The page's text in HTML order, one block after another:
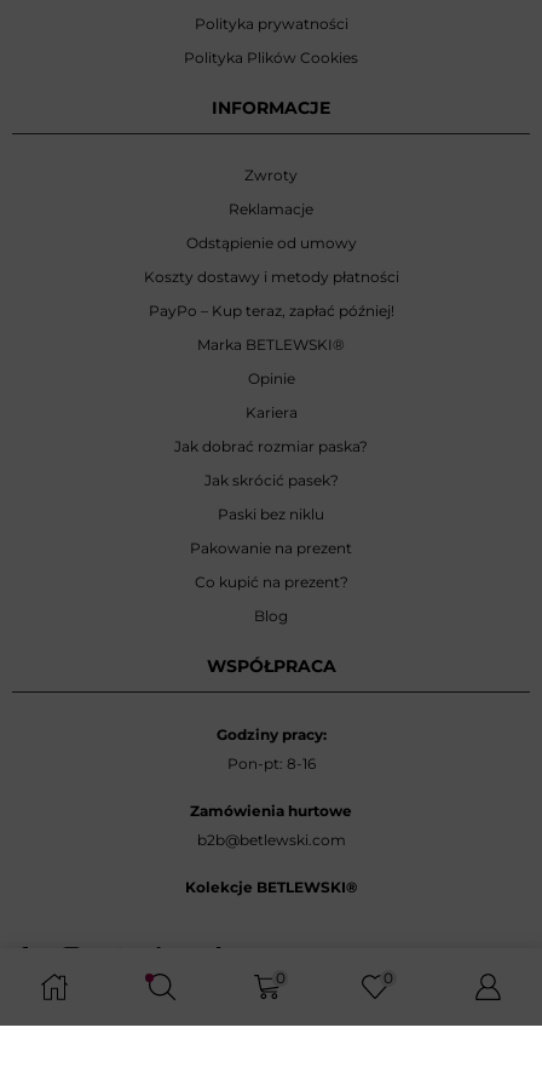
Polityka prywatności
Polityka Plików Cookies
INFORMACJE
Zwroty
Reklamacje
Odstąpienie od umowy
Koszty dostawy i metody płatności
PayPo – Kup teraz, zapłać później!
Marka BETLEWSKI®
Opinie
Kariera
Jak dobrać rozmiar paska?
Jak skrócić pasek?
Paski bez niklu
Pakowanie na prezent
Co kupić na prezent?
Blog
WSPÓŁPRACA
Godziny pracy:
Pon-pt: 8-16
Zamówienia hurtowe
b2b@betlewski.com
Kolekcje BETLEWSKI®
0 0